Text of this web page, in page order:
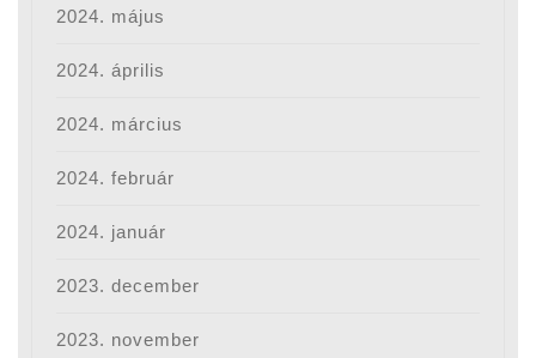
2024. május
2024. április
2024. március
2024. február
2024. január
2023. december
2023. november